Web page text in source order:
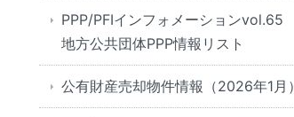
PPP/PFIインフォメーションvol.65
地方公共団体PPP情報リスト
公有財産売却物件情報（2026年1月）